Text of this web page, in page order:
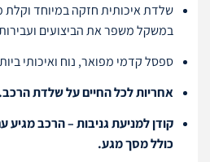
שלדת איכותית חזקה במיוחד וקלת
במשקל משפר את הביצועים
ספסל קדמי מפואר, נוח ואיכותי
אחריות לכל החיים על שלדת הרכב.
קודן למניעת גניבות – הרכב מגיע
כולל מסך מגע.